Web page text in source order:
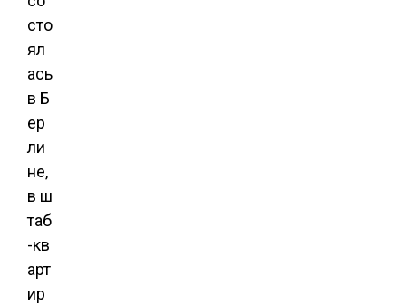
сто
ял
ась
в Б
ер
ли
не,
в ш
таб
-кв
арт
ир